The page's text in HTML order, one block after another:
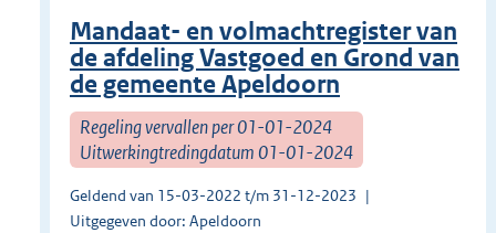
Mandaat- en volmachtregister van
de afdeling Vastgoed en Grond van
de gemeente Apeldoorn
Regeling vervallen per 01-01-2024
Uitwerkingtredingdatum 01-01-2024
Geldend van 15-03-2022 t/m 31-12-2023
Uitgegeven door: Apeldoorn